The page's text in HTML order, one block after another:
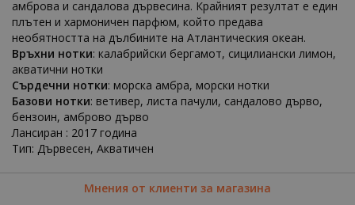
амброва и сандалова дървесина. Крайният резултат е един
плътен и хармоничен парфюм, който предава
необятността на дълбините на Атлантическия океан.
Връхни нотки: калабрийски бергамот, сицилиански лимон,
акватични нотки
Сърдечни нотки: морска амбра, морски нотки
Базови нотки: ветивер, листа пачули, сандалово дърво,
бензоин, амброво дърво
Лансиран : 2017 година
Тип: Дървесен, Акватичен
Мнения от клиенти за магазина